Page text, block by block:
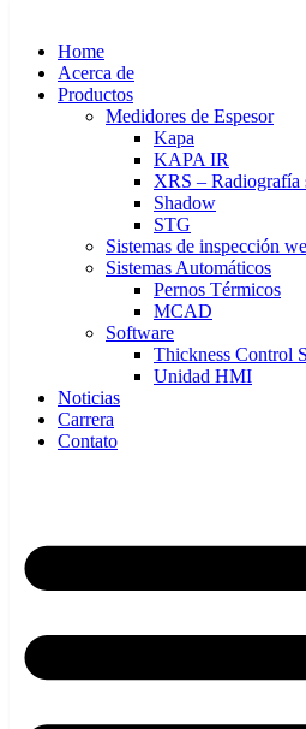
contenido
Home
Acerca de
Productos
Medidores de Espesor
Kapa
KAPA IR
XRS – Radiografía
Shadow
STG
Sistemas de inspección
Sistemas Automáticos
Pernos Térmicos
MCAD
Software
Thickness Control
Unidad HMI
Noticias
Carrera
Contato
Productos
Medidores de Espesor
Kapa
KAPA IR
XRS – Radiografía
Shadow
STG
Sistemas de inspección web
Sistemas Automáticos
Noticias